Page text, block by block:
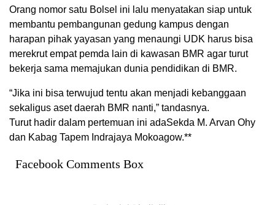
Orang nomor satu Bolsel ini lalu menyatakan siap untuk
membantu pembangunan gedung kampus dengan
harapan pihak yayasan yang menaungi UDK harus bisa
merekrut empat pemda lain di kawasan BMR agar turut
bekerja sama memajukan dunia pendidikan di BMR.
“Jika ini bisa terwujud tentu akan menjadi kebanggaan
sekaligus aset daerah BMR nanti,” tandasnya.
Turut hadir dalam pertemuan ini adaSekda M. Arvan Ohy
dan Kabag Tapem Indrajaya Mokoagow.**
Facebook Comments Box